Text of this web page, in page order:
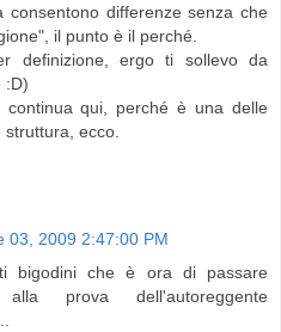
consentono differenze senza che
il punto è il perché.
definizione, ergo ti sollevo da
:D)
qui, perché è una delle
struttura, ecco.
03, 2009 2:47:00 PM
bigodini che è ora di passare
prova dell'autoreggente